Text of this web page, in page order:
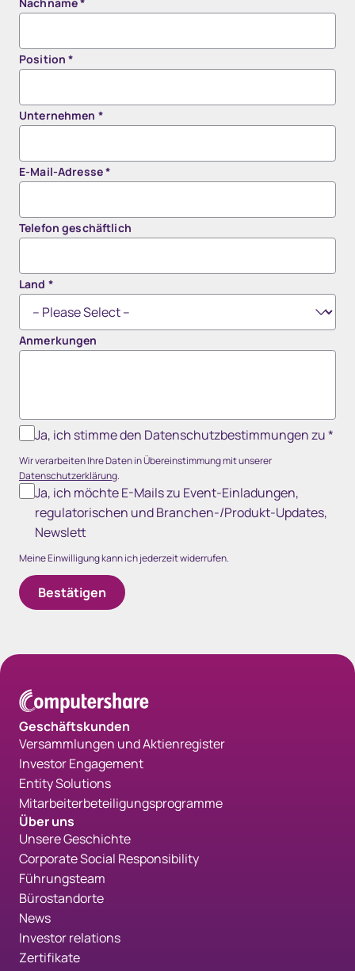
Nachname*
Position*
Unternehmen *
E-Mail-Adresse*
Telefon geschäftlich
Land *
Anmerkungen
Ja, ich stimme den Datenschutzbestimmungen zu*
Wir verarbeiten Ihre Daten in Übereinstimmung mit unserer
Datenschutzerklärung.
Ja, ich möchte E-Mails zu Event-Einladungen,
regulatorischen und Branchen-/Produkt-Updates,
Newslett
Meine Einwilligung kann ich jederzeit widerrufen.
Geschäftskunden
Versammlungen und Aktienregister
Investor Engagement
Entity Solutions
Mitarbeiterbeteiligungsprogramme
Über uns
Unsere Geschichte
Corporate Social Responsibility
Führungsteam
Bürostandorte
News
Investor relations
Zertifikate